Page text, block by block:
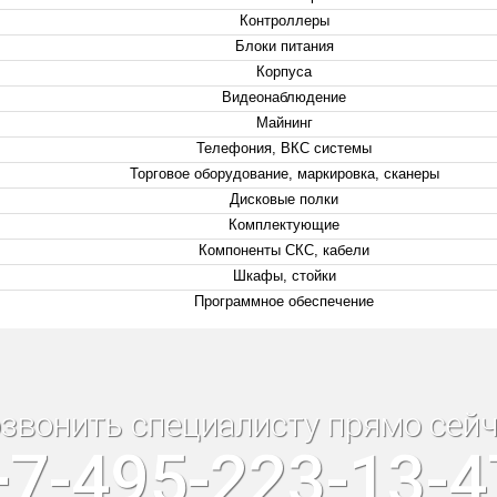
Контроллеры
Блоки питания
Корпуса
Видеонаблюдение
Майнинг
Телефония, ВКС системы
Торговое оборудование, маркировка, сканеры
Дисковые полки
Комплектующие
Компоненты СКС, кабели
Шкафы, стойки
Программное обеспечение
специалисту прямо
495-223-13-